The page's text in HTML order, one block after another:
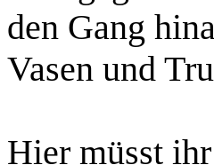
den Gang
Vasen und
Hier müsst